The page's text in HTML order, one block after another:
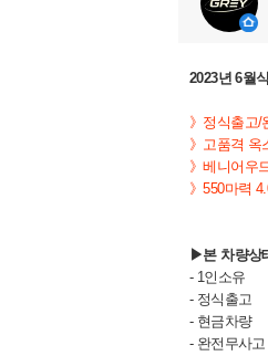
2023년 6월
》정식출고/
》고품격 옥
》베니어우
》550마력
▶본 차량상
- 1인소유
- 정식출고
- 현금차량
- 완전무사고